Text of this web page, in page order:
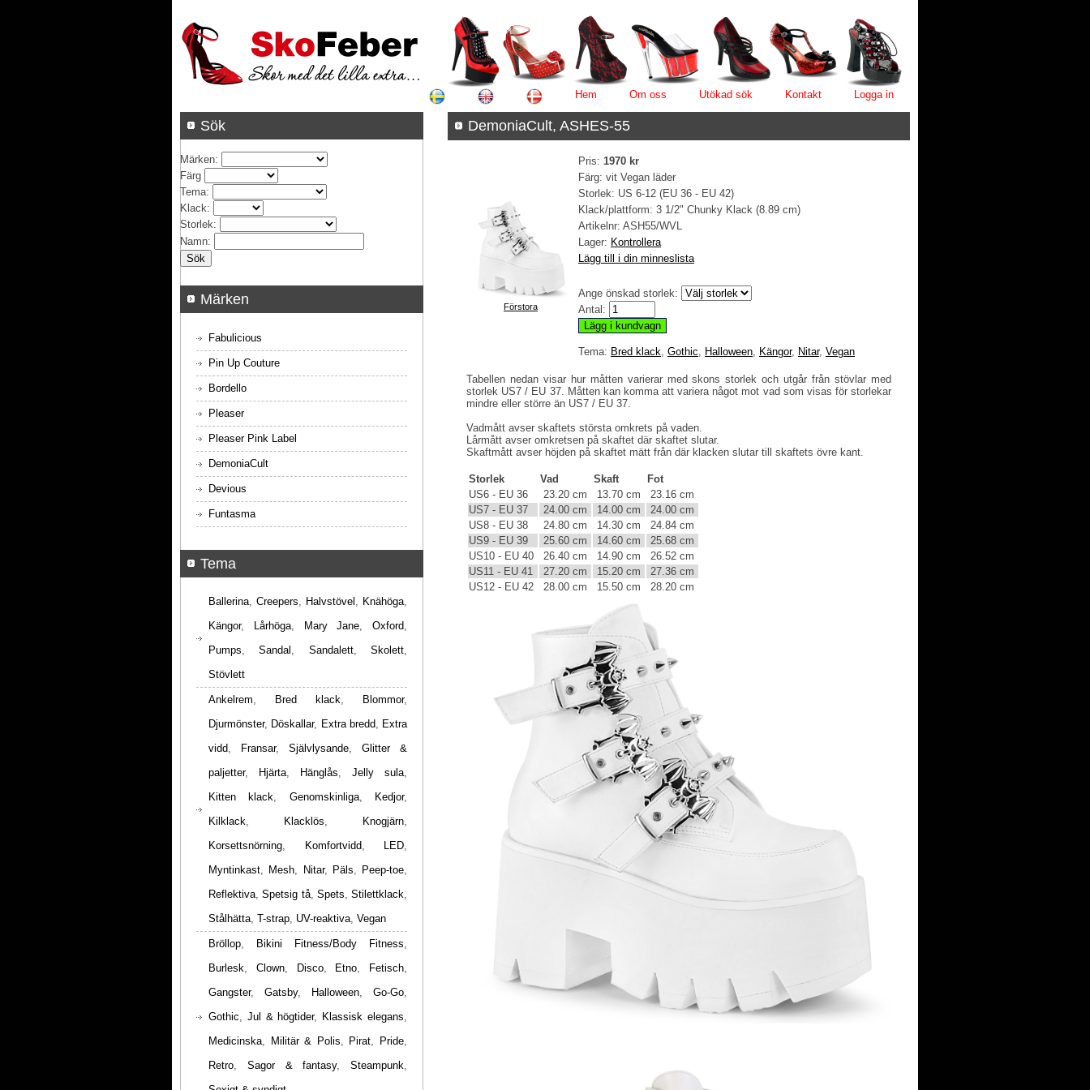
Hem Om oss Utökad sök Kontakt Logga in
DemoniaCult, ASHES-55
Förstora
Pris: 1970 kr
Färg: vit Vegan läder
Storlek: US 6-12 (EU 36 - EU 42)
Klack/plattform: 3 1/2" Chunky Klack (8.89 cm)
Artikelnr: ASH55/WVL
Lager: Kontrollera
Lägg till i din minneslista
Ange önskad storlek:
Antal:
Tema: Bred klack, Gothic, Halloween, Kängor, Nitar, Vegan
Tabellen nedan visar hur måtten varierar med skons storlek och utgår från stövlar med
storlek US7 / EU 37. Måtten kan komma att variera något mot vad som visas för storlekar
mindre eller större än US7 / EU 37.
Vadmått avser skaftets största omkrets på vaden.
Lårmått avser omkretsen på skaftet där skaftet slutar.
Skaftmått avser höjden på skaftet mätt från där klacken slutar till skaftets övre kant.
Storlek Vad Skaft
Fot
US6 - EU 36
23.20 cm 13.70 cm
23.16 cm
US7 - EU 37
24.00 cm 14.00 cm
24.00 cm
US8 - EU 38
24.80 cm 14.30 cm
24.84 cm
US9 - EU 39
25.60 cm 14.60 cm
25.68 cm
US10 - EU 40
26.40 cm 14.90 cm
26.52 cm
US11 - EU 41
27.20 cm 15.20 cm
27.36 cm
US12 - EU 42
28.00 cm 15.50 cm 28.20 cm
Sök
Märken:
Färg
Tema:
Klack:
Storlek:
Namn:
Märken
Fabulicious
Pin Up Couture
Bordello
Pleaser
Pleaser Pink Label
DemoniaCult
Devious
Funtasma
Tema
Ballerina, Creepers, Halvstövel , Knähöga,
Kängor, Lårhöga, Mary Jane, Oxford,
Pumps,Sandal , Sandalett,Skolett,
Stövlett
Ankelrem, Bred klack, Blommor,
Djurmönster, Döskallar, Extra bredd, Extra
vidd, Fransar, Självlysande, Glitter &
paljetter, Hjärta, Hänglås, Jelly sula,
Kitten klack, Genomskinliga, Kedjor,
Kilklack, Klacklös, Knogjärn,
Korsettsnörning, Komfortvidd, LED,
Myntinkast, Mesh, Nitar, Päls, Peep-toe,
Reflektiva,Spetsig tå, Spets, Stilettklack,
Stålhätta, T-strap, UV-reaktiva, Vegan
Bröllop, Bikini Fitness/Body Fitness,
Burlesk, Clown, Disco, Etno, Fetisch,
Gangster, Gatsby, Halloween, Go-Go,
Gothic, Jul & högtider, Klassisk elegans,
Medicinska, Militär & Polis, Pirat, Pride,
Retro, Sagor & fantasy, Steampunk,